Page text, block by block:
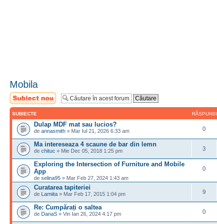
Mobila
Scrie un subiect
nou
SUBIECTE
Dulap MDF mat sau lucios?
de annasmith » Mar Iul 21, 2026 6:33 am 0
Ma intereseaza 4 scaune de bar din lemn
de chituc » Mie Dec 05, 2018 1:25 pm 3
Exploring the Intersection of Furniture and Mobile
App
de selina95 » Mar Feb 27, 2024 1:43 am
0
Curatarea tapiteriei
de Lamiita » Mar Feb 17, 2015 1:04 pm 9
Re: Cumpărați o saltea
de DanaS » Vin Ian 26, 2024 4:17 pm 0